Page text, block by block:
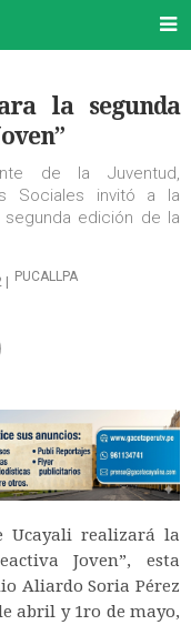
la segunda
de la Juventud,
Sociales invitó a la
edición de la
PUCALLPA
Ucayali realizará la
Joven”, esta
Aliardo Soria Pérez
abril y 1ro de mayo,